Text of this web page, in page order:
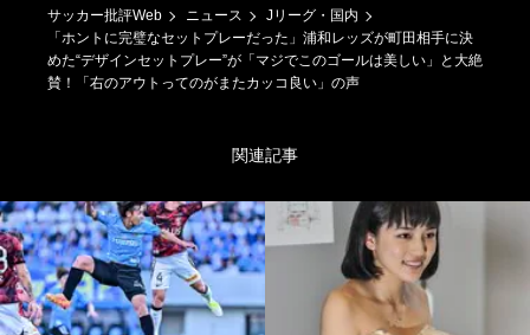
サッカー批評Web ニュース
Jリーグ・国内
「ホントに完璧なセットプレーだった」浦和レッズが町田相手に決
めた“デザインセットプレー”が「マジでこのゴールは美しい」と大絶
賛！「右のアウトってのがまたカッコ良い」の声
関連記事